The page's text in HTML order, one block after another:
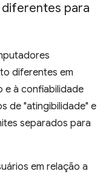
diferentes para
diferentes em
e à confiabilidade
de "atingibilidade" e
separados para
em relação a